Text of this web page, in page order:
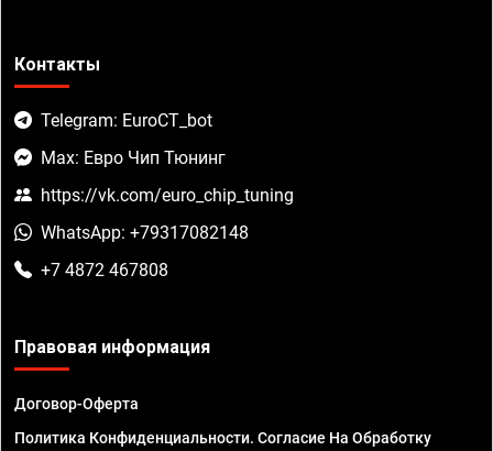
Контакты
Telegram: EuroCT_bot
Max: Евро Чип Тюнинг
https://vk.com/euro_chip_tuning
WhatsApp: +79317082148
+7 4872 467808
Правовая информация
Договор-Оферта
Политика Конфиденциальности. Согласие На Обработку